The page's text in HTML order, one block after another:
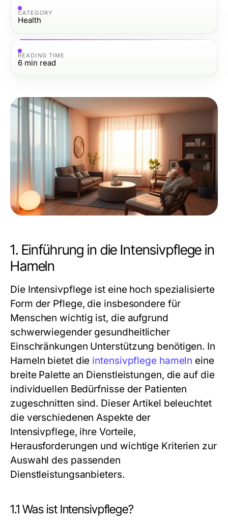
CATEGORY
Health
READING TIME
6 min read
1. Einführung in die Intensivpflege in
Hameln
Die Intensivpflege ist eine hoch spezialisierte
Form der Pflege, die insbesondere für
Menschen wichtig ist, die aufgrund
schwerwiegender gesundheitlicher
Einschränkungen Unterstützung benötigen. In
Hameln bietet die intensivpflege hameln eine
breite Palette an Dienstleistungen, die auf die
individuellen Bedürfnisse der Patienten
zugeschnitten sind. Dieser Artikel beleuchtet
die verschiedenen Aspekte der
Intensivpflege, ihre Vorteile,
Herausforderungen und wichtige Kriterien zur
Auswahl des passenden
Dienstleistungsanbieters.
1.1 Was ist Intensivpflege?